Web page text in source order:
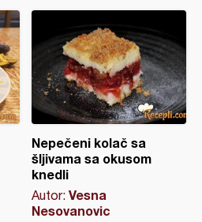
Nepečeni kolač sa
šljivama sa okusom
knedli
Autor: Vesna
Nesovanovic